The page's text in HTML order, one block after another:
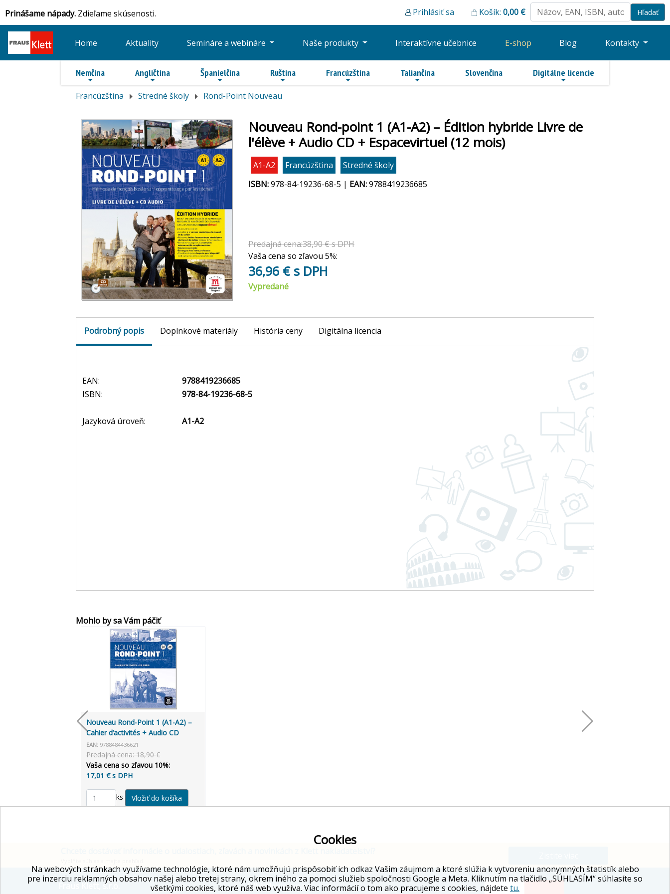
Prinášame nápady. Zdieľame skúsenosti. Prihlásiť sa Košík: 0,00 €
Home Aktuality Semináre a webináre Naše produkty Interaktívne učebnice E-shop Blog Kontakty
Nemčina Angličtina Španielčina Ruština Francúzština Taliančina Slovenčina Digitálne licencie
Francúzština Stredné školy Rond-Point Nouveau
Nouveau Rond-point 1 (A1-A2) – Édition hybride Livre de
l'élève + Audio CD + Espacevirtuel (12 mois)
A1-A2 Francúzština
Stredné školy
ISBN:978-84-19236-68-5 | EAN:9788419236685
Predajná cena:38,90 € s DPH
Vaša cena so zľavou 5%:
36,96 € s DPH
Vypredané
Podrobný popis Doplnkové materiály História ceny Digitálna licencia
EAN:
9788419236685
ISBN:
978-84-19236-68-5
Jazyková úroveň: A1-A2
Mohlo by sa Vám páčiť
Nouveau Rond-Point 1 (A1-A2) –
Cahier d’activités + Audio CD
EAN: 9788484436621
Predajná cena: 18,90 €
Vaša cena so zľavou 10%:
17,01 € s DPH
ks
Fraus Klett, s.r.o.
Whistleblowing
Cookies
Na webových stránkach využívame technológie, ktoré nám umožňujú prispôsobiť ich odkaz Vašim záujmom a ktoré slúžia k vytvoreniu anonymných štatistík alebo
pre inzerciu reklamných obsahov našej alebo tretej strany, okrem iného za pomoci služieb spoločnosti Google a Meta. Kliknutím na tlačidlo „SÚHLASÍM“ súhlasíte so
všetkými cookies, ktoré náš web využíva. Viac informácií o tom ako pracujeme s cookies, nájdete tu.